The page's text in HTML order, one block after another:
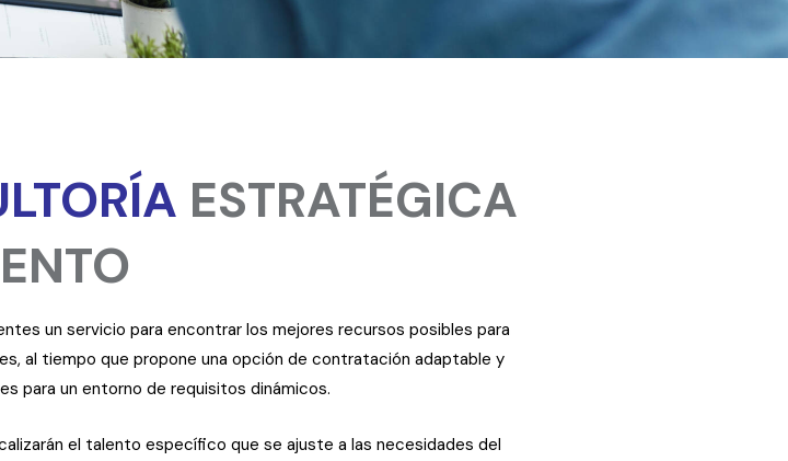
ESTRATÉGICA
un servicio para encontrar los mejores recursos posibles para
al tiempo que propone una opción de contratación adaptable y
para un entorno de requisitos dinámicos.
el talento específico que se ajuste a las necesidades del